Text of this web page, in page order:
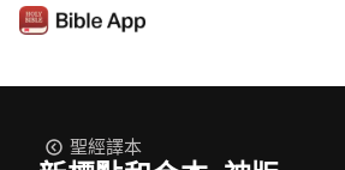
聖經譯本